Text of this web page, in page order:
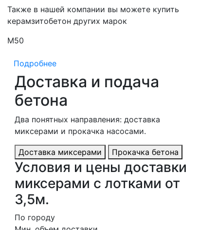
Также в нашей компании вы можете купить
керамзитобетон других марок
М50
Подробнее
Доставка и подача
бетона
Два понятных направления: доставка
миксерами и прокачка насосами.
Доставка миксерами Прокачка бетона
Условия и цены доставки
миксерами с лотками от
3,5м.
По городу